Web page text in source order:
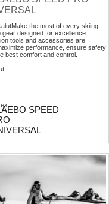
Make the most of every skiing
designed for excellence.
tools and accessories are
performance, ensure safety
best comfort and control.
SPEED